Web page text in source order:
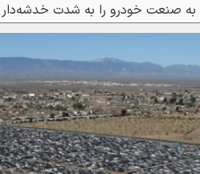
به صنعت خودرو را به شدت